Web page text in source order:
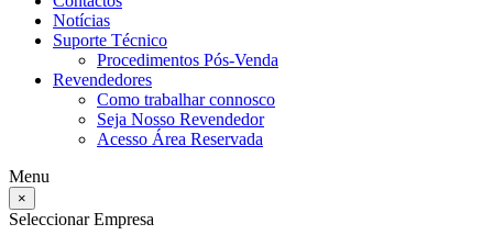
Notícias
Suporte Técnico
Procedimentos Pós-Venda
Revendedores
Como trabalhar connosco
Seja Nosso Revendedor
Acesso Área Reservada
Menu
×
Seleccionar Empresa